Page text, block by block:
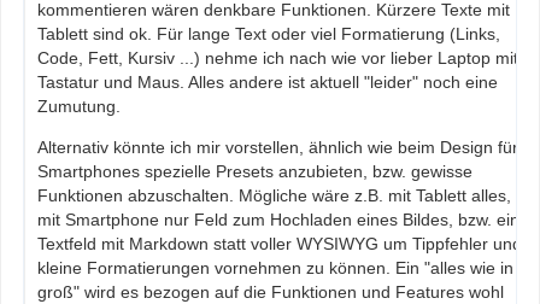
kommentieren wären denkbare Funktionen. Kürzere Texte mit
Tablett sind ok. Für lange Text oder viel Formatierung (Links,
Code, Fett, Kursiv ...) nehme ich nach wie vor lieber Laptop mit
Tastatur und Maus. Alles andere ist aktuell "leider" noch eine
Zumutung.
Alternativ könnte ich mir vorstellen, ähnlich wie beim Design für
Smartphones spezielle Presets anzubieten, bzw. gewisse
Funktionen abzuschalten. Mögliche wäre z.B. mit Tablett alles,
mit Smartphone nur Feld zum Hochladen eines Bildes, bzw. ein
Textfeld mit Markdown statt voller WYSIWYG um Tippfehler und
kleine Formatierungen vornehmen zu können. Ein "alles wie in
groß" wird es bezogen auf die Funktionen und Features wohl